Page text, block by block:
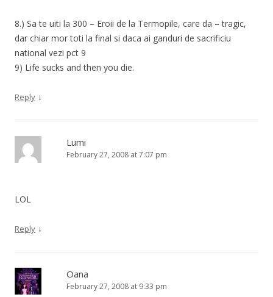
8.) Sa te uiti la 300 – Eroii de la Termopile, care da – tragic,
dar chiar mor toti la final si daca ai ganduri de sacrificiu
national vezi pct 9
9) Life sucks and then you die.
Reply ↓
Lumi
February 27, 2008 at 7:07 pm
LOL
Reply ↓
Oana
February 27, 2008 at 9:33 pm